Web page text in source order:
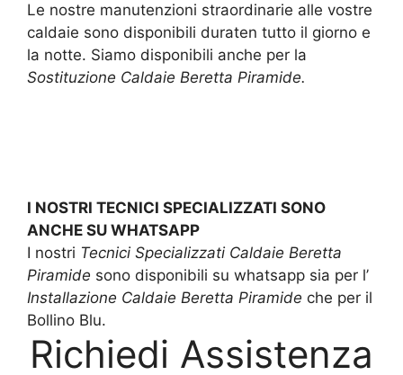
Le nostre manutenzioni straordinarie alle vostre
caldaie sono disponibili duraten tutto il giorno e
la notte. Siamo disponibili anche per la
Sostituzione Caldaie Beretta Piramide.
I NOSTRI TECNICI SPECIALIZZATI SONO
ANCHE SU WHATSAPP
I nostri Tecnici Specializzati Caldaie Beretta
Piramide sono disponibili su whatsapp sia per l’
Installazione Caldaie Beretta Piramide che per il
Bollino Blu.
Richiedi Assistenza